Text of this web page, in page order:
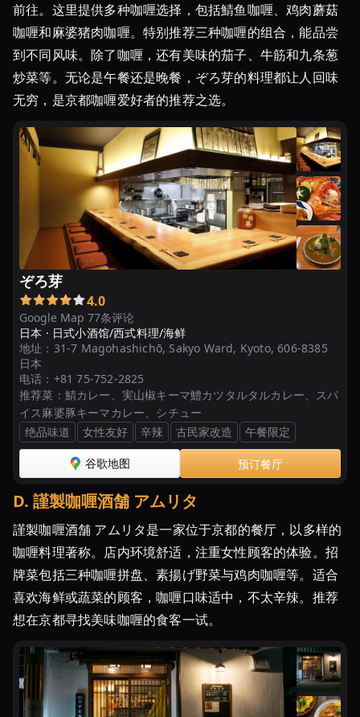
前往。这里提供多种咖喱选择，包括鯖鱼咖喱、鸡肉蘑菇
咖喱和麻婆猪肉咖喱。特别推荐三种咖喱的组合，能品尝
到不同风味。除了咖喱，还有美味的茄子、牛筋和九条葱
炒菜等。无论是午餐还是晚餐，ぞろ芽的料理都让人回味
无穷，是京都咖喱爱好者的推荐之选。
ぞろ芽
Google Map 77条评论
4.0
日本 · 日式小酒馆/西式料理/海鲜
地址： 31-7 Magohashichō, Sakyo Ward, Kyoto, 606-8385
日本
电话： +81 75-752-2825
推荐菜： 鯖カレー、実山椒キーマ鱧カツタルタルカレー、スパ
イス麻婆豚キーマカレー、シチュー
绝品味道
女性友好 辛辣 古民家改造 午餐限定
谷歌地图 预订餐厅
D. 謹製咖喱酒舗 アムリタ
謹製咖喱酒舗 アムリタ是一家位于京都的餐厅，以多样的
咖喱料理著称。店内环境舒适，注重女性顾客的体验。招
牌菜包括三种咖喱拼盘、素揚げ野菜与鸡肉咖喱等。适合
喜欢海鲜或蔬菜的顾客，咖喱口味适中，不太辛辣。推荐
想在京都寻找美味咖喱的食客一试。